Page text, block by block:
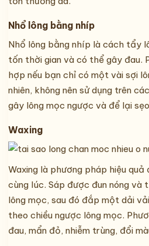
Nhổ lông bằng nhíp
Nhổ lông bằng nhíp là cách tẩy
tốn thời gian và có thể gây đau.
hợp nếu bạn chỉ có một vài sợi
nhiên, không nên sử dụng trên
gây lông mọc ngược và để lại
Waxing
Waxing là phương pháp hiệu quả
cùng lúc. Sáp được đun nóng và
lông mọc, sau đó đắp một dải
theo chiều ngược lông mọc.
đau, mẩn đỏ, nhiễm trùng, đổi